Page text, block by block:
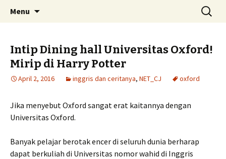
Menu
Search
for:
Intip Dining hall Universitas Oxford!
Mirip di Harry Potter
April 2, 2016 inggris dan ceritanya, NET_CJ oxford
Jika menyebut Oxford sangat erat kaitannya dengan
Universitas Oxford.
Banyak pelajar berotak encer di seluruh dunia berharap
dapat berkuliah di Universitas nomor wahid di Inggris